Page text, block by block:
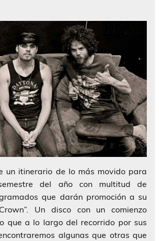
un itinerario de lo más movido para
del año con multitud de
que darán promoción a su
. Un disco con un comienzo
que a lo largo del recorrido por sus
algunas que otras que